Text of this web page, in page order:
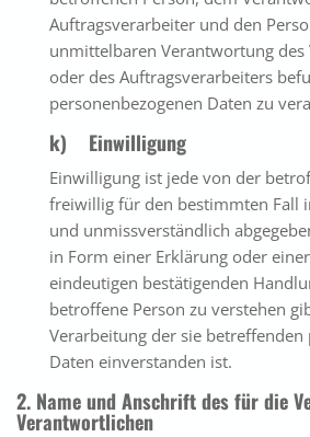
Auftragsverarbeiter und den
unmittelbaren Verantwortung
oder des Auftragsverarbeiters
personenbezogenen Daten zu
k) Einwilligung
Einwilligung ist jede von der
freiwillig für den bestimmten Fall
und unmissverständlich
in Form einer Erklärung oder
eindeutigen bestätigenden
betroffene Person zu verstehen
Verarbeitung der sie betreffenden
Daten einverstanden ist.
2. Name und Anschrift des für die
Verantwortlichen